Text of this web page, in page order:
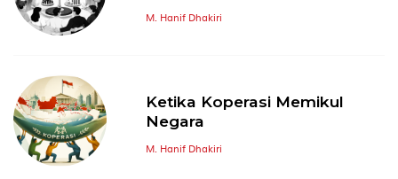
M. Hanif Dhakiri
Ketika Koperasi Memikul
Negara
M. Hanif Dhakiri